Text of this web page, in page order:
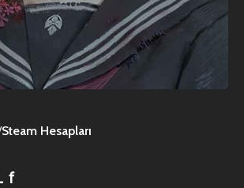
Steam Hesapları
f